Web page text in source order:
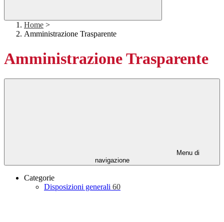
Home >
Amministrazione Trasparente
Amministrazione Trasparente
Menu di
navigazione
Categorie
Disposizioni generali 60